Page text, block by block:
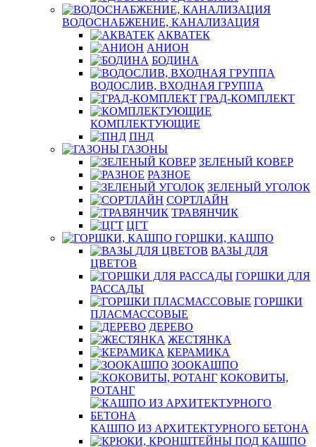
ВОДОСНАБЖЕНИЕ, КАНАЛИЗАЦИЯ
АКВАТЕК
АНИОН
БОДИНА
ВОДОСЛИВ, ВХОДНАЯ ГРУППА
ГРАД-КОМПЛЕКТ
КОМПЛЕКТУЮЩИЕ
ПНД
ГАЗОНЫ
ЗЕЛЕНЫЙ КОВЕР
РАЗНОЕ
ЗЕЛЕНЫЙ УГОЛОК
СОРТЛАЙН
ТРАВЯНЧИК
ЦГТ
ГОРШКИ, КАШПО
ВАЗЫ ДЛЯ
ЦВЕТОВ
ГОРШКИ ДЛЯ
РАССАДЫ
ГОРШКИ
ПЛАСМАССОВЫЕ
ДЕРЕВО
ЖЕСТЯНКА
КЕРАМИКА
ЗООКАШПО
КОКОВИТЫ,
РОТАНГ
КАШПО ИЗ АРХИТЕКТУРНОГО БЕТОНА